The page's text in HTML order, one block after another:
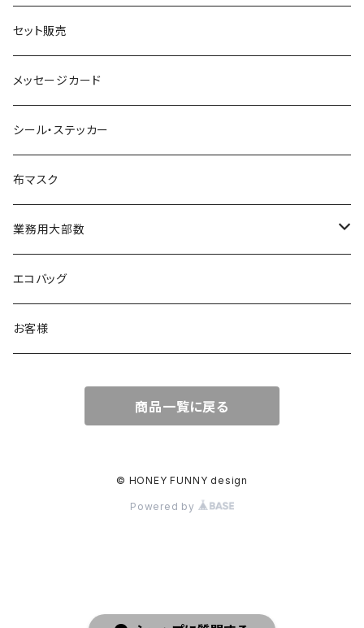
セット販売
メッセージカード
シール・ステッカー
布マスク
業務用大部数
メッセージカード
エコバッグ
お客様
商品一覧に戻る
© HONEY FUNNY design
Powered by